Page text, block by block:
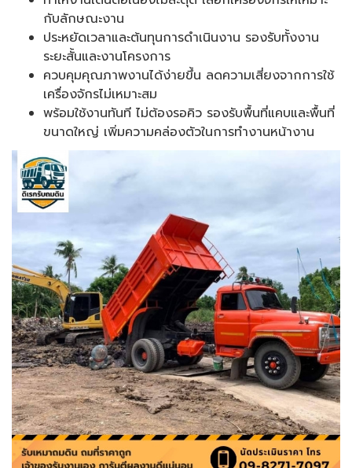
กับลักษณะงาน
ประหยัดเวลาและต้นทุนการดำเนินงาน รองรับทั้งงาน
ระยะสั้นและงานโครงการ
ควบคุมคุณภาพงานได้ง่ายขึ้น ลดความเสี่ยงจากการใช้
เครื่องจักรไม่เหมาะสม
พร้อมใช้งานทันที ไม่ต้องรอคิว รองรับพื้นที่แคบและพื้นที่
ขนาดใหญ่ เพิ่มความคล่องตัวในการทำงานหน้างาน